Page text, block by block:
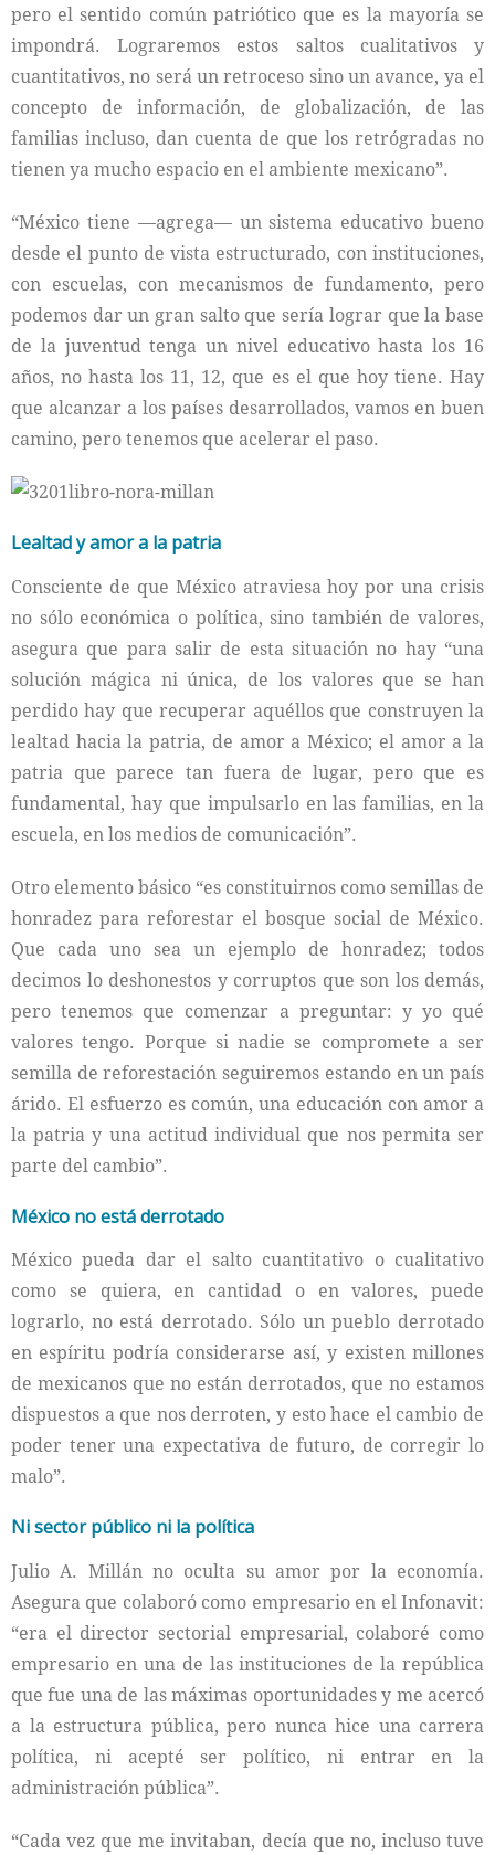
pero el sentido común patriótico que es la mayoría se
impondrá. Lograremos estos saltos cualitativos y
cuantitativos, no será un retroceso sino un avance, ya el
concepto de información, de globalización, de las
familias incluso, dan cuenta de que los retrógradas no
tienen ya mucho espacio en el ambiente mexicano”.
“México tiene —agrega— un sistema educativo bueno
desde el punto de vista estructurado, con instituciones,
con escuelas, con mecanismos de fundamento, pero
podemos dar un gran salto que sería lograr que la base
de la juventud tenga un nivel educativo hasta los 16
años, no hasta los 11, 12, que es el que hoy tiene. Hay
que alcanzar a los países desarrollados, vamos en buen
camino, pero tenemos que acelerar el paso.
Lealtad y amor a la patria
Consciente de que México atraviesa hoy por una crisis
no sólo económica o política, sino también de valores,
asegura que para salir de esta situación no hay “una
solución mágica ni única, de los valores que se han
perdido hay que recuperar aquéllos que construyen la
lealtad hacia la patria, de amor a México; el amor a la
patria que parece tan fuera de lugar, pero que es
fundamental, hay que impulsarlo en las familias, en la
escuela, en los medios de comunicación”.
Otro elemento básico “es constituirnos como semillas de
honradez para reforestar el bosque social de México.
Que cada uno sea un ejemplo de honradez; todos
decimos lo deshonestos y corruptos que son los demás,
pero tenemos que comenzar a preguntar: y yo qué
valores tengo. Porque si nadie se compromete a ser
semilla de reforestación seguiremos estando en un país
árido. El esfuerzo es común, una educación con amor a
la patria y una actitud individual que nos permita ser
parte del cambio”.
México no está derrotado
México pueda dar el salto cuantitativo o cualitativo
como se quiera, en cantidad o en valores, puede
lograrlo, no está derrotado. Sólo un pueblo derrotado
en espíritu podría considerarse así, y existen millones
de mexicanos que no están derrotados, que no estamos
dispuestos a que nos derroten, y esto hace el cambio de
poder tener una expectativa de futuro, de corregir lo
malo”.
Ni sector público ni la política
Julio A. Millán no oculta su amor por la economía.
Asegura que colaboró como empresario en el Infonavit:
“era el director sectorial empresarial, colaboré como
empresario en una de las instituciones de la república
que fue una de las máximas oportunidades y me acercó
a la estructura pública, pero nunca hice una carrera
política, ni acepté ser político, ni entrar en la
administración pública”.
“Cada vez que me invitaban, decía que no, incluso tuve